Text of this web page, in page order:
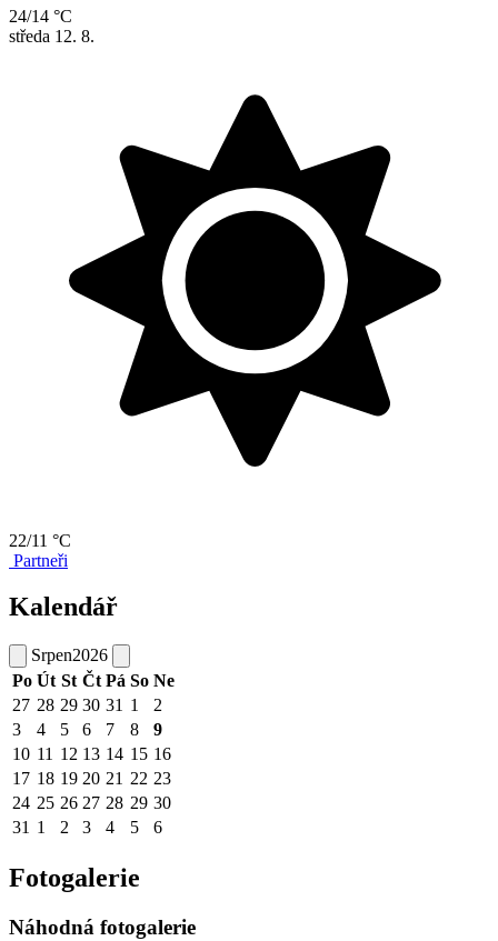
24/14 °C
středa 12. 8.
22/11 °C
Partneři
Kalendář
Srpen2026
Po Út St Čt Pá So Ne
27 28 29 30 31 1
2
3
4 5 6 7 8
9
10 11 12 13 14 15 16
17 18 19 20 21 22 23
24 25 26 27 28 29 30
31 1 2 3 4 5 6
Fotogalerie
Náhodná fotogalerie